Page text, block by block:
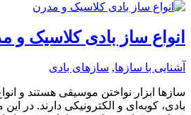
انواع ساز بادی کلاسیک و
آشنایی با سازها, سازهای بادی
سازها ابزار نواختن موسیقی هستند و
بادی، کوبه‌ای و الکترونیکی دارند. در